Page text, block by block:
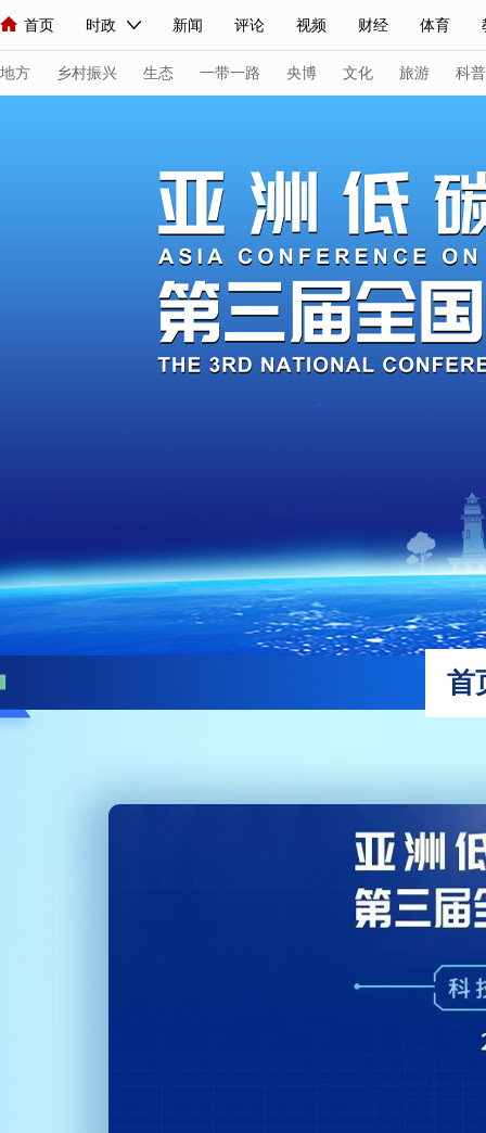
首页 时政 新闻 评论 视频 财经 体育
人民领袖习近平 联播+ 中国领导人 央视快评 习式妙语
直播 栏目大全 节目单 听音 微视频 主持人
海外频道 iPanda English Монгол
地方 乡村振兴 生态 一带一路 央博 文化 旅游 科普
国际 评论 经济 军事 科技
联播+ 热解读 天天学习 习式妙语
小央视频 小央直播 直播中国 熊猫频道
比划 快看 蓝海中国 新兵请入列
央博
大国智造 大国展会 大国保险 云顶对话 云起
热播榜
首